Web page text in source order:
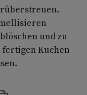
und zu
Kuchen